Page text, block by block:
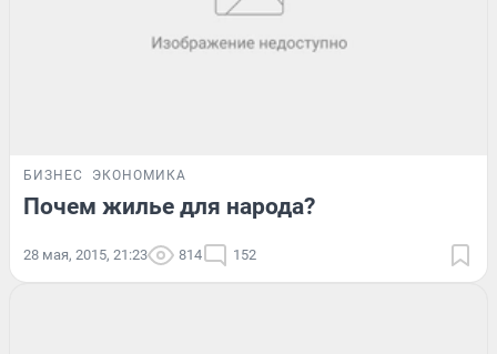
БИЗНЕС ЭКОНОМИКА
Почем жилье для народа?
28 мая, 2015, 21:23 814 152